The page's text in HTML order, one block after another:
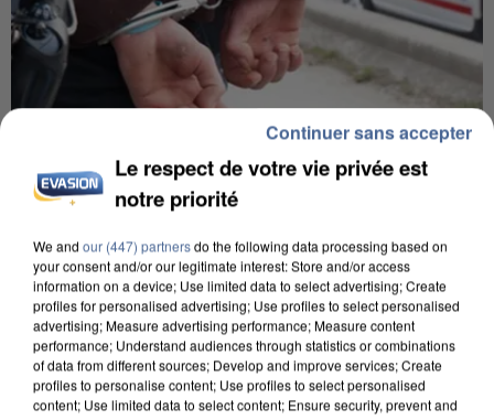
8h00
Un second cadre de la DZ Mafia interpellé en
Algérie
Un cofondateur du réseau avait été interpellé
quelques jours plus tôt.
Le respect de votre vie privée est
notre priorité
We and our (447) partnersdo the following data processing based on
your consent and/or our legitimate interest: Store and/or access
information on a device; Use limited data to select advertising; Create
profiles for personalised advertising; Use profiles to select personalised
advertising; Measure advertising performance; Measure content
performance; Understand audiences through statistics or combinations
of data from different sources; Develop and improve services; Create
profiles to personalise content; Use profiles to select personalised
content; Use limited data to select content; Ensure security, prevent and
Continuer sans accepter